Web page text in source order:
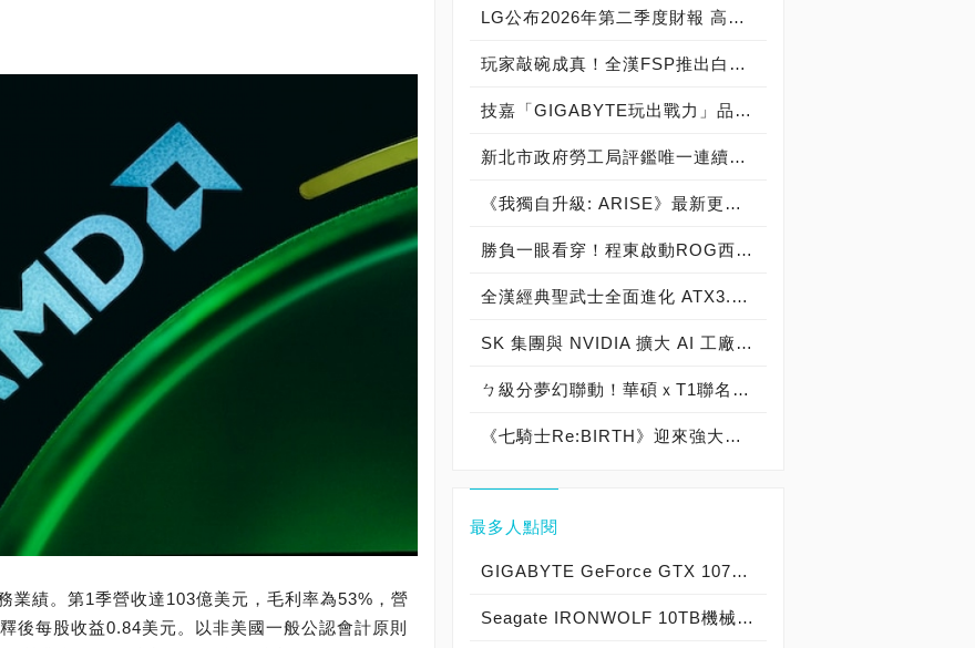
業績。第1季營收達103億美元，毛利率為53%，營
後每股收益0.84美元。以非美國一般公認會計原則
LG公布2026年第二季度財報 高附加價值產品銷售成長與成本競爭力提升，營業獲利年增 147%
玩家敲碗成真！全漢FSP推出白色 VITA PM MIT 1000W 靜音電源純白上市！ MIT 白金電源首度披上純白戰袍，支援 ATX 3.1、PCIe 5.1，10年保固！
技嘉「GIGABYTE玩出戰力」品牌活動8/3讓玩家「找到專屬配備」
新北市政府勞工局評鑑唯一連續三年獲獎企業！ 宏正三度榮膺新北市政府<友善移工企業>殊榮
《我獨自升級: ARISE》最新更新 成振宇覺醒闇影君主繼承者
勝負一眼看穿！程東啟動ROG西風之神 雙螢幕AI致勝全局
全漢經典聖武士全面進化 ATX3.1，價格不變！FSP VIC BD+ 電競入門最強銅牌電源！ ATX 3.1、全新壓紋線材、登錄享 5 年保固，打造新世代入門電競首選
SK 集團與 NVIDIA 擴大 AI 工廠與次世代記憶體策略合作 規模逾 5,000 億美元的 NVIDIA-SK AI 計畫（NVIDIA-SK AI Initiative）， 涵蓋 SK Telecom 最高達 2GW 的 AI 工廠，以及與 SK 海力士的長期 AI 記憶體合作
ㄅ級分夢幻聯動！華碩ｘT1聯名顯示卡全台盛大開賣
《七騎士Re:BIRTH》迎來強大的全新英雄[天劍]宣嵐 同步推出韓國主題劇情
最多人點閱
GIGABYTE GeForce GTX 1070 Xtreme Gaming實測開箱，電競級顯示卡中的頂尖之作！
Seagate IRONWOLF 10TB機械硬碟實測開箱，氦氣填充那嘶狼守護者NAS HDD